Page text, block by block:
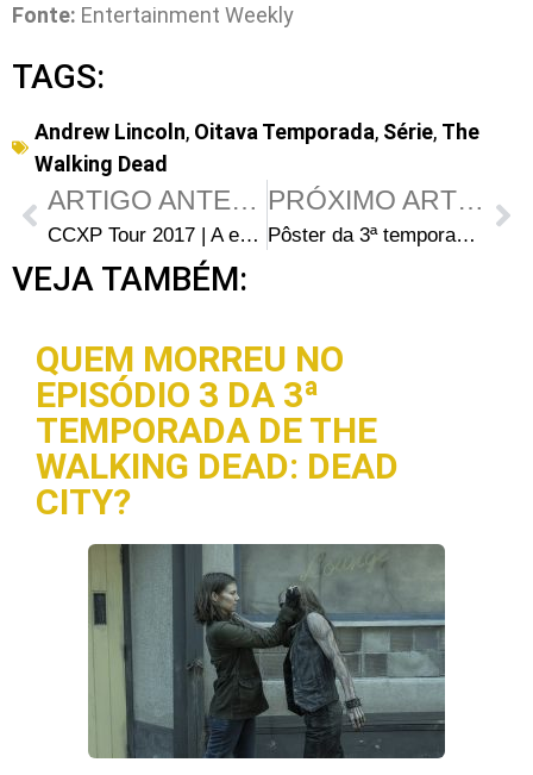
Fonte: Entertainment Weekly
TAGS:
Andrew Lincoln, Oitava Temporada, Série, The
Walking Dead
ARTIGO ANTERIOR
CCXP Tour 2017 | A experiência da equipe Walking Dead Brasil
PRÓXIMO ARTIGO
Pôster da 3ª temporada de Fear the Walking Dead
VEJA TAMBÉM:
QUEM MORREU NO
EPISÓDIO 3 DA 3ª
TEMPORADA DE THE
WALKING DEAD: DEAD
CITY?